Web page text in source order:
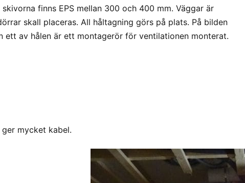
finns EPS mellan 300 och 400 mm. Väggar är
skall placeras. All håltagning görs på plats. På bilden
ett av hålen är ett montagerör för ventilationen monterat.
mycket kabel.